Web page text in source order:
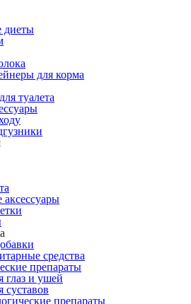
диеты
для корма
туалета
средства
препараты
глаз и ушей
суставов
препараты